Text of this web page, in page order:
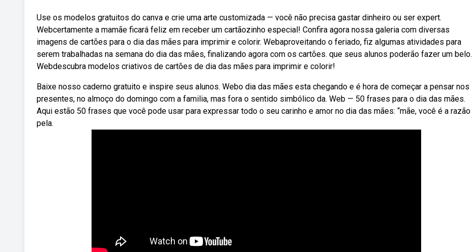
Use os modelos gratuitos do canva e crie uma arte customizada — você não precisa gastar dinheiro ou ser expert.
Webcertamente a mamãe ficará feliz em receber um cartãozinho especial! Confira agora nossa galeria com diversas
imagens de cartões para o dia das mães para imprimir e colorir. Webaproveitando o feriado, fiz algumas atividades para
serem trabalhadas na semana do dia das mães, finalizando agora com os cartões. que seus alunos poderão fazer um belo.
Webdescubra modelos criativos de cartões de dia das mães para imprimir e colorir!
Baixe nosso caderno gratuito e inspire seus alunos. Webo dia das mães esta chegando e é hora de começar a pensar nos
presentes, no almoço do domingo com a familia, mas fora o sentido simbólico da. Web — 50 frases para o dia das mães.
Aqui estão 50 frases que você pode usar para expressar todo o seu carinho e amor no dia das mães: “mãe, você é a razão
pela.